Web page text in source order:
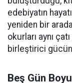
edebiyatın
yeniden bir
okurları aynı
birleştirici
Beş Gün